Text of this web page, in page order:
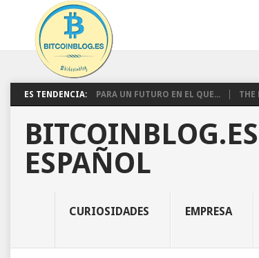
ES TENDENCIA: PARA UN FUTURO EN EL QUE... THE
ESPAÑOL
CURIOSIDADES EMPRESA